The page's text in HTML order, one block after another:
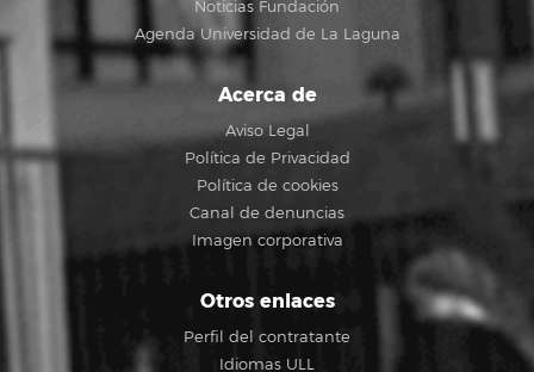
Noticias Fundación
Agenda Universidad de La Laguna
Acerca de
Aviso Legal
Política de Privacidad
Política de cookies
Canal de denuncias
Imagen corporativa
Otros enlaces
Perfil del contratante
Idiomas ULL